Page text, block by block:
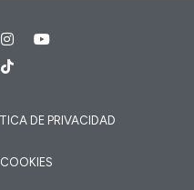
DE PRIVACIDAD